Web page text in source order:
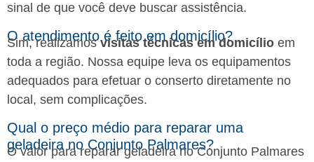
sinal de que você deve buscar assistência.
O atendimento é feito em domicílio?
Sim, realizamosvisitas técnicas em domicílio em
toda a região. Nossa equipe leva os equipamentos
adequados para efetuar o conserto diretamente no
local, sem complicações.
Qual o preço médio para reparar uma
geladeira no Conjunto Palmares?
O valor para reparar geladeira no Conjunto Palmares